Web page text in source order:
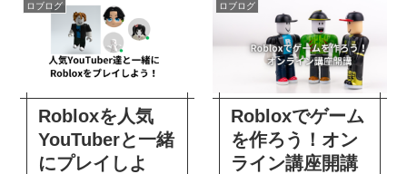
ロブログ
Robloxを人気
YouTuberと一緒
にプレイしよ
ロブログ
Robloxでゲーム
を作ろう！オン
ライン講座開講